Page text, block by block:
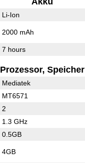
Li-Ion
2000 mAh
7 hours
Prozessor, Speicher
Mediatek
MT6571
2
1.3 GHz
0.5GB
4GB